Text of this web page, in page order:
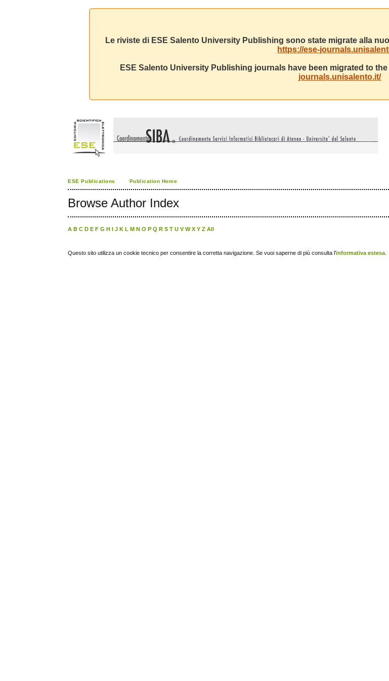
Le riviste di ESE Salento University Publishing sono state migrate alla
https://ese-
ESE Salento University Publishing journals have been migrated to
journals.unisalento.it/
ESE Publications Publication Home
Browse Author Index
A B C D E F G H I J K L M N O P Q R S T U V W X Y Z All
Questo sito utilizza un cookie tecnico per consentire la corretta navigazione. Se vuoi saperne di più consulta l'informativa estesa